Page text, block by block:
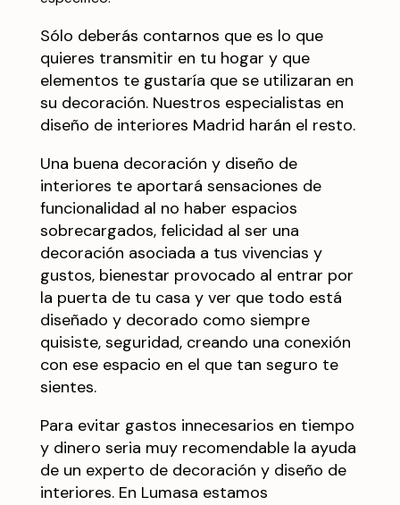
Sólo deberás contarnos que es lo que
quieres transmitir en tu hogar y que
elementos te gustaría que se utilizaran en
su decoración. Nuestros especialistas en
diseño de interiores Madrid harán el resto.
Una buena decoración y diseño de
interiores te aportará sensaciones de
funcionalidad al no haber espacios
sobrecargados, felicidad al ser una
decoración asociada a tus vivencias y
gustos, bienestar provocado al entrar por
la puerta de tu casa y ver que todo está
diseñado y decorado como siempre
quisiste, seguridad, creando una conexión
con ese espacio en el que tan seguro te
sientes.
Para evitar gastos innecesarios en tiempo
y dinero seria muy recomendable la ayuda
de un experto de decoración y diseño de
interiores. En Lumasa estamos